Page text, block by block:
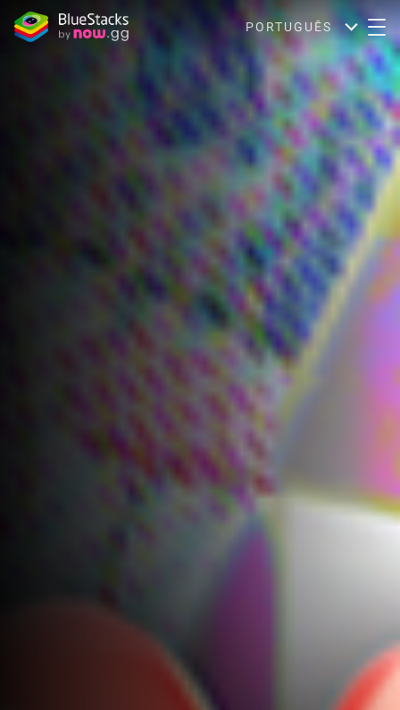
PORTUGUÊS